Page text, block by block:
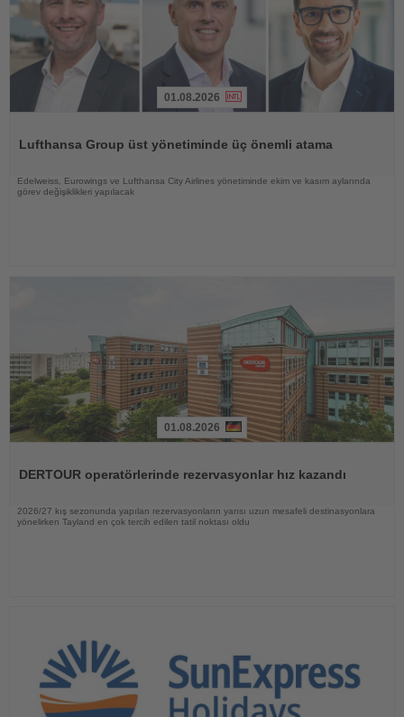
01.08.2026
Lufthansa Group üst yönetiminde üç önemli atama
Edelweiss, Eurowings ve Lufthansa City Airlines yönetiminde ekim ve kasım aylarında
görev değişiklikleri yapılacak
01.08.2026
DERTOUR operatörlerinde rezervasyonlar hız kazandı
2026/27 kış sezonunda yapılan rezervasyonların yarısı uzun mesafeli destinasyonlara
yönelirken Tayland en çok tercih edilen tatil noktası oldu